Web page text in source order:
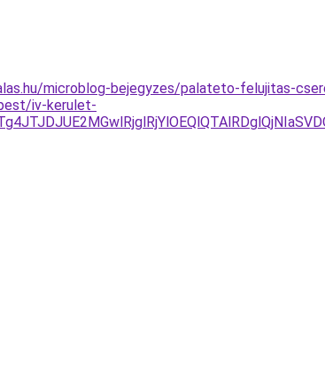
microblog-bejegyzes/palateto-felujitas-
iv-kerulet-